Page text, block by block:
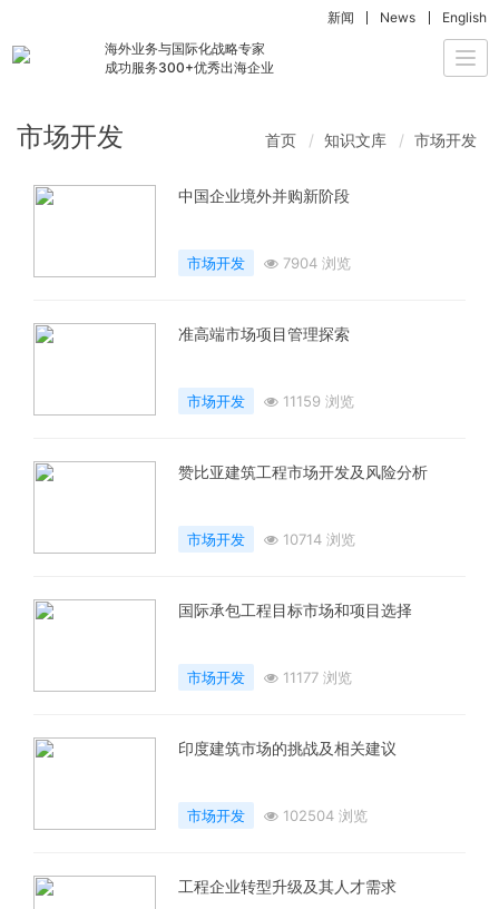
海外业务与国际化战略专家
成功服务300+优秀出海企业
新闻 News English
市场开发 首页 知识文库 市场开发
中国企业境外并购新阶段
市场开发 7904 浏览
准高端市场项目管理探索
市场开发 11159 浏览
赞比亚建筑工程市场开发及风险分析
市场开发 10714 浏览
国际承包工程目标市场和项目选择
市场开发 11177 浏览
印度建筑市场的挑战及相关建议
市场开发 102504 浏览
工程企业转型升级及其人才需求